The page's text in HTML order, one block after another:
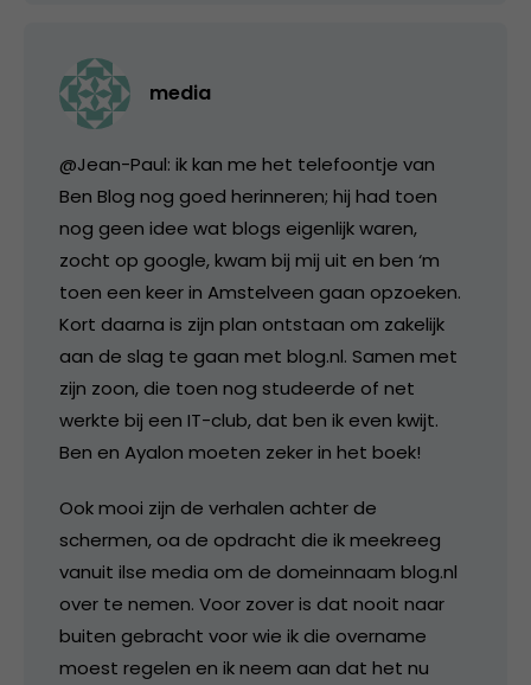
media
@Jean-Paul: ik kan me het telefoontje van
Ben Blog nog goed herinneren; hij had toen
nog geen idee wat blogs eigenlijk waren,
zocht op google, kwam bij mij uit en ben ‘m
toen een keer in Amstelveen gaan opzoeken.
Kort daarna is zijn plan ontstaan om zakelijk
aan de slag te gaan met blog.nl. Samen met
zijn zoon, die toen nog studeerde of net
werkte bij een IT-club, dat ben ik even kwijt.
Ben en Ayalon moeten zeker in het boek!
Ook mooi zijn de verhalen achter de
schermen, oa de opdracht die ik meekreeg
vanuit ilse media om de domeinnaam blog.nl
over te nemen. Voor zover is dat nooit naar
buiten gebracht voor wie ik die overname
moest regelen en ik neem aan dat het nu